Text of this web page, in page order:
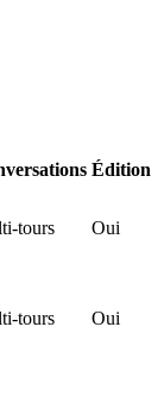
Édition
tours Oui
tours Oui